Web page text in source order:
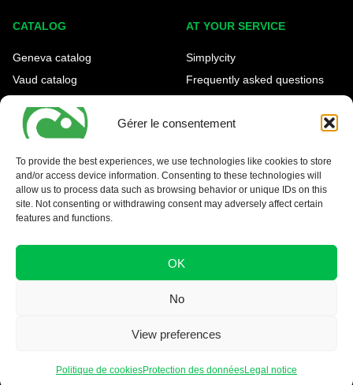
Gérer le consentement
To provide the best experiences, we use technologies like cookies to store
and/or access device information. Consenting to these technologies will
allow us to process data such as browsing behavior or unique IDs on this
site. Not consenting or withdrawing consent may adversely affect certain
features and functions.
OK
No
View preferences
Politique de cookiesProtection des donnéesLegal notice
CATALOG
Geneva catalog
Vaud catalog
AT YOUR SERVICE
Simplycity
Frequently asked questions
Environmental Commitment
OUR AGENCIES
Geneva Eaux-Vives
Nyon - La Côte
LEGAL AND REGULATORY
INFORMATION